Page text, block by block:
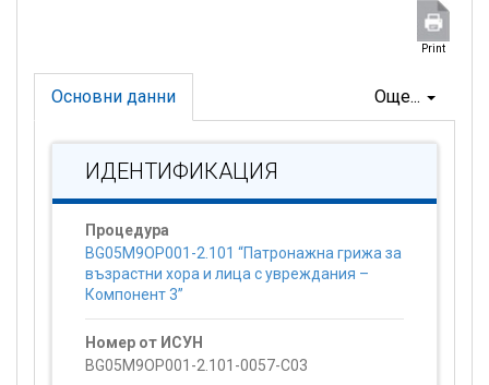
Print
Още...
Основни данни
ИДЕНТИФИКАЦИЯ
Процедура
BG05M9OP001-2.101 “Патронажна грижа за
възрастни хора и лица с увреждания –
Компонент 3”
Номер от ИСУН
BG05M9OP001-2.101-0057-C03